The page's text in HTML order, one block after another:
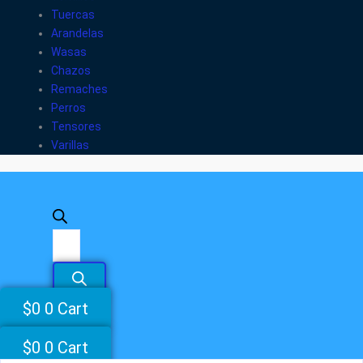
Tuercas
Arandelas
Wasas
Chazos
Remaches
Perros
Tensores
Varillas
$0 0 Cart
$0 0 Cart